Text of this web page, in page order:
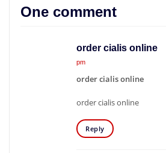
One comment
order cialis online
pm
order cialis online
order cialis online
Reply